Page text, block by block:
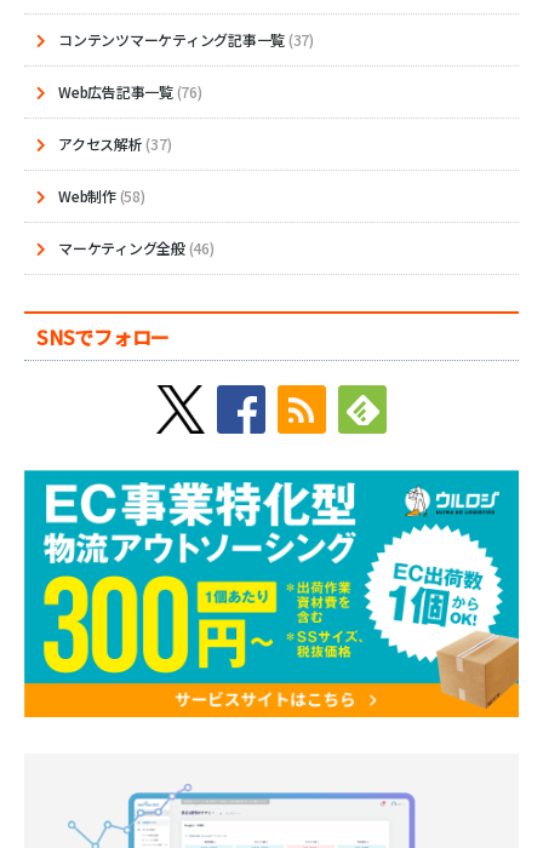
コンテンツマーケティング記事一覧(37)
Web広告記事一覧(76)
アクセス解析(37)
Web制作(58)
マーケティング全般(46)
SNSでフォロー